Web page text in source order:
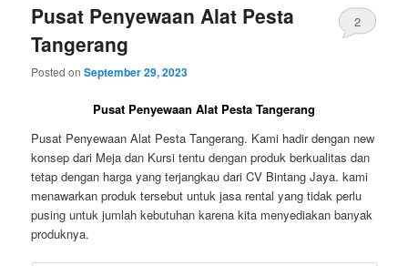
Pusat Penyewaan Alat Pesta
Tangerang
Posted onSeptember 29, 2023
2
Pusat Penyewaan Alat Pesta Tangerang
Pusat Penyewaan Alat Pesta Tangerang. Kami hadir dengan new
konsep dari Meja dan Kursi tentu dengan produk berkualitas dan
tetap dengan harga yang terjangkau dari CV Bintang Jaya. kami
menawarkan produk tersebut untuk jasa rental yang tidak perlu
pusing untuk jumlah kebutuhan karena kita menyediakan banyak
produknya.